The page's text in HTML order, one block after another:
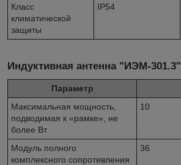
Класс
климатической
защиты
IP54
Индуктивная антенна "ИЭМ-301.3"
Параметр
Максимальная мощность,
подводимая к «рамке», не
более Вт
10
Модуль полного
комплексного сопротивления
36